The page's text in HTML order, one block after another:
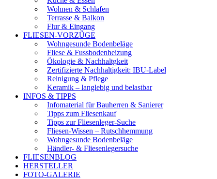
Wohnen & Schlafen
Terrasse & Balkon
Flur & Eingang
FLIESEN-VORZÜGE
Wohngesunde Bodenbeläge
Fliese & Fussbodenheizung
Ökologie & Nachhaltgkeit
Zertifizierte Nachhaltigkeit: IBU-Label
Reinigung & Pflege
Keramik – langlebig und belastbar
INFOS & TIPPS
Infomaterial für Bauherren & Sanierer
Tipps zum Fliesenkauf
Tipps zur Fliesenleger-Suche
Fliesen-Wissen – Rutschhemmung
Wohngesunde Bodenbeläge
Händler- & Fliesenlegersuche
FLIESENBLOG
HERSTELLER
FOTO-GALERIE